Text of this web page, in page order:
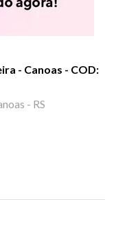
- Canoas - COD:
- RS